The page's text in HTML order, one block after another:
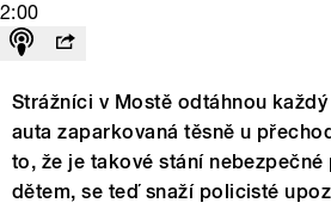
2:00
Strážníci v Mostě odtáhnou
auta zaparkovaná těsně u
to, že je takové stání nebezpečné
dětem, se teď snaží policisté